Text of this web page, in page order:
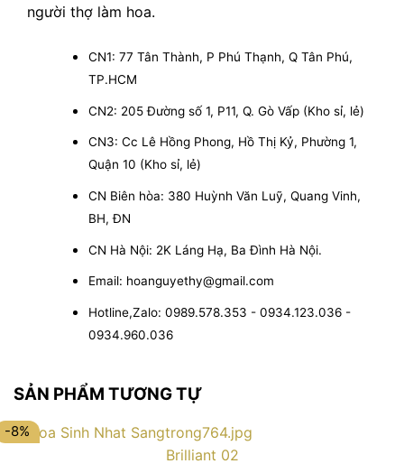
người thợ làm hoa.
CN1: 77 Tân Thành, P Phú Thạnh, Q Tân Phú,
TP.HCM
CN2: 205 Đường số 1, P11, Q. Gò Vấp (Kho sỉ, lẻ)
CN3: Cc Lê Hồng Phong, Hồ Thị Kỷ, Phường 1,
Quận 10 (Kho sỉ, lẻ)
CN Biên hòa: 380 Huỳnh Văn Luỹ, Quang Vinh,
BH, ĐN
CN Hà Nội: 2K Láng Hạ, Ba Đình Hà Nội.
Email: hoanguyethy@gmail.com
Hotline,Zalo: 0989.578.353 - 0934.123.036 -
0934.960.036
SẢN PHẨM TƯƠNG TỰ
-8%
Brilliant 02